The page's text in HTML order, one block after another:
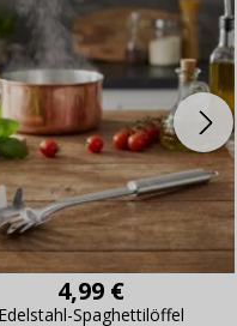
4,99 €
Edelstahl-Spaghettilöffel
Passwort